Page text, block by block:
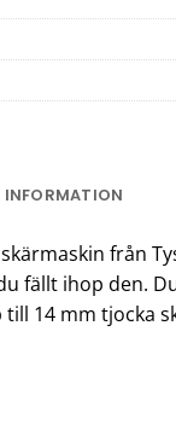
INFORMATION
från
fällt ihop den.
14 mm tjocka